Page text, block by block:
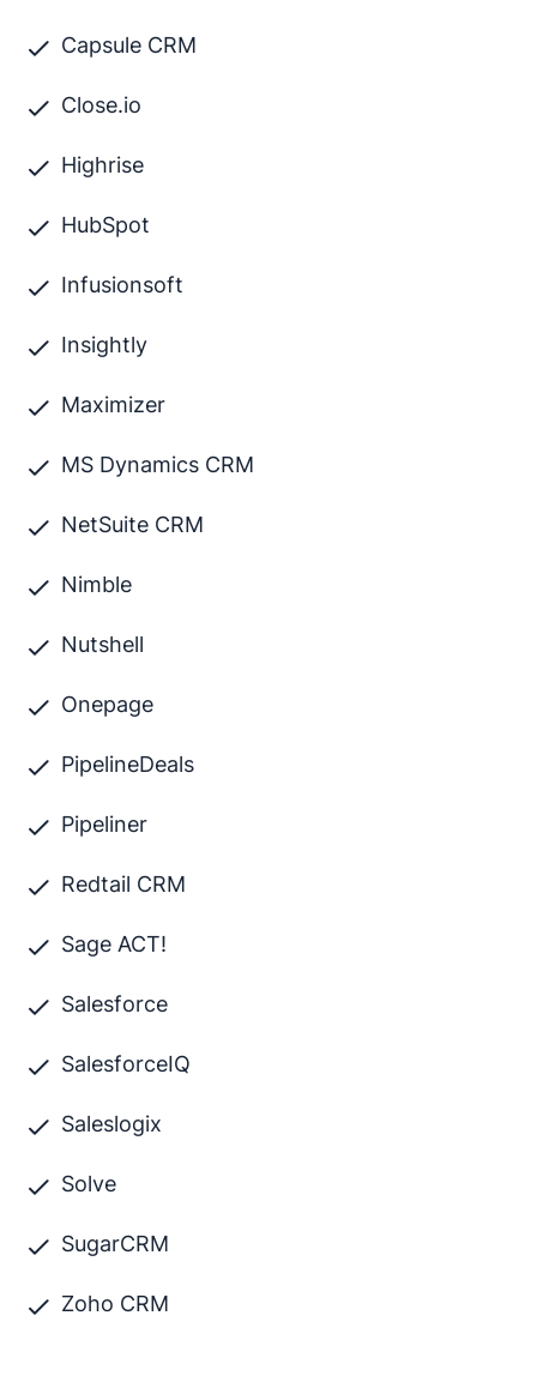
Capsule CRM
Close.io
Highrise
HubSpot
Infusionsoft
Insightly
Maximizer
MS Dynamics CRM
NetSuite CRM
Nimble
Nutshell
Onepage
PipelineDeals
Pipeliner
Redtail CRM
Sage ACT!
Salesforce
SalesforceIQ
Saleslogix
Solve
SugarCRM
Zoho CRM